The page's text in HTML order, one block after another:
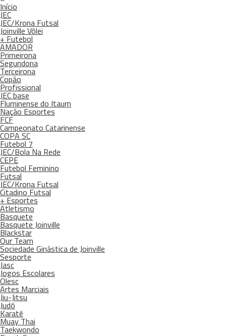
Início
JEC
JEC/Krona Futsal
Joinville Vôlei
+ Futebol
AMADOR
Primeirona
Segundona
Terceirona
Copão
Profissional
JEC base
Fluminense do Itaum
Nação Esportes
FCF
Campeonato Catarinense
COPA SC
Futebol 7
JEC/Bola Na Rede
CEPE
Futebol Feminino
Futsal
JEC/Krona Futsal
Citadino Futsal
+ Esportes
Atletismo
Basquete
Basquete Joinville
Blackstar
Our Team
Sociedade Ginástica de Joinville
Sesporte
Jasc
Jogos Escolares
Olesc
Artes Marciais
Jiu-Jitsu
Judô
Karatê
Muay Thai
Taekwondo